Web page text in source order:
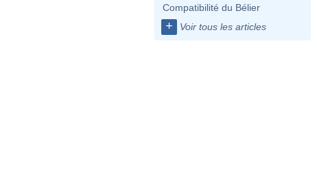
Compatibilité du Bélier
+ Voir tous les articles